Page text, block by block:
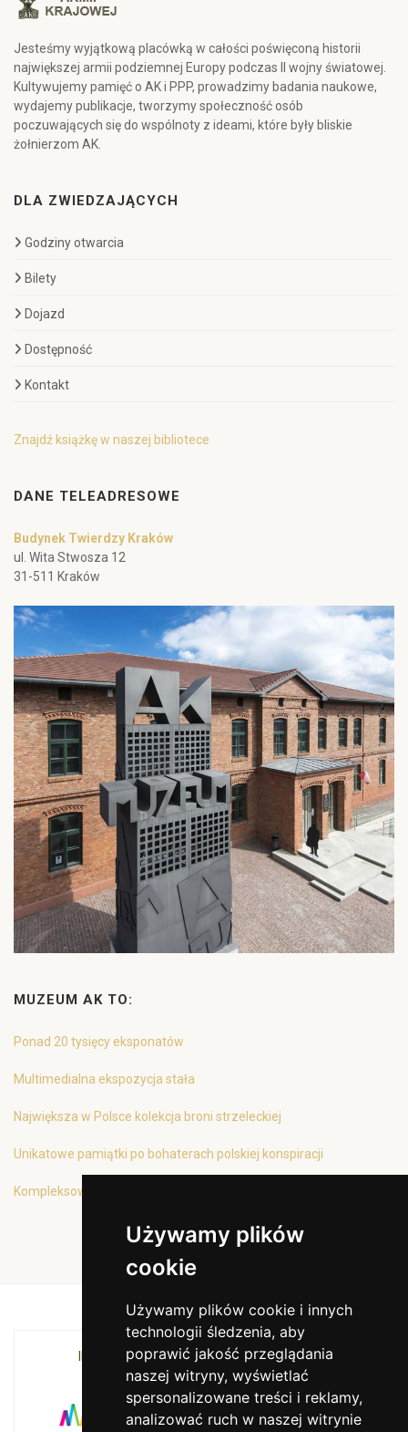
Używamy plików
cookie
Używamy plików cookie i innych
technologii śledzenia, aby
poprawić jakość przeglądania
naszej witryny, wyświetlać
spersonalizowane treści i reklamy,
analizować ruch w naszej witrynie
Jesteśmy wyjątkową placówką w całości poświęconą historii
największej armii podziemnej Europy podczas II wojny światowej.
Kultywujemy pamięć o AK i PPP, prowadzimy badania naukowe,
wydajemy publikacje, tworzymy społeczność osób
poczuwających się do wspólnoty z ideami, które były bliskie
żołnierzom AK.
DLA ZWIEDZAJĄCYCH
Godziny otwarcia
Bilety
Dojazd
Dostępność
Kontakt
Znajdź książkę w naszej bibliotece
DANE TELEADRESOWE
Budynek Twierdzy Kraków
ul. Wita Stwosza 12
31-511 Kraków
MUZEUM AK TO:
Ponad 20 tysięcy eksponatów
Multimedialna ekspozycja stała
Największa w Polsce kolekcja broni strzeleckiej
Unikatowe pamiątki po bohaterach polskiej konspiracji
Kompleksowa oferta edukacyjna
INSTYTUCJA KULTURY MIASTA KRAKOWA I
WOJEWÓDZTWA MAŁOPOLSKIEGO